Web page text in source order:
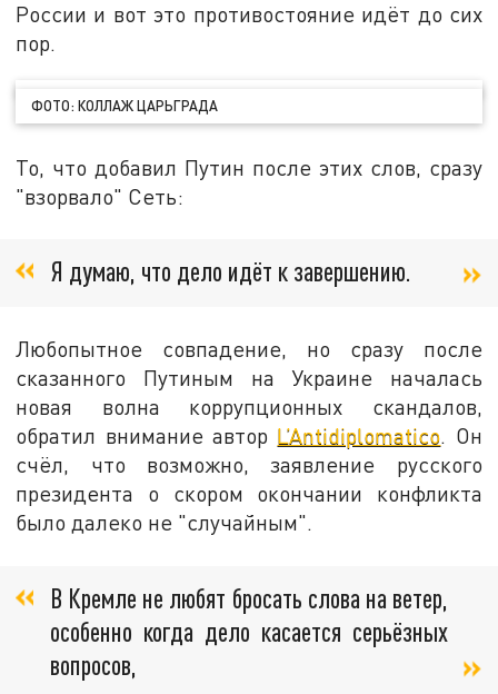
России и вот это противостояние идёт до сих
пор.
ФОТО: КОЛЛАЖ ЦАРЬГРАДА
То, что добавил Путин после этих слов, сразу
"взорвало" Сеть:
Я думаю, что дело идёт к завершению.
Любопытное совпадение, но сразу после
сказанного Путиным на Украине началась
новая волна коррупционных скандалов,
обратил внимание автор L’Antidiplomatico. Он
счёл, что возможно, заявление русского
президента о скором окончании конфликта
было далеко не "случайным".
В Кремле не любят бросать слова на ветер,
особенно когда дело касается серьёзных
вопросов,